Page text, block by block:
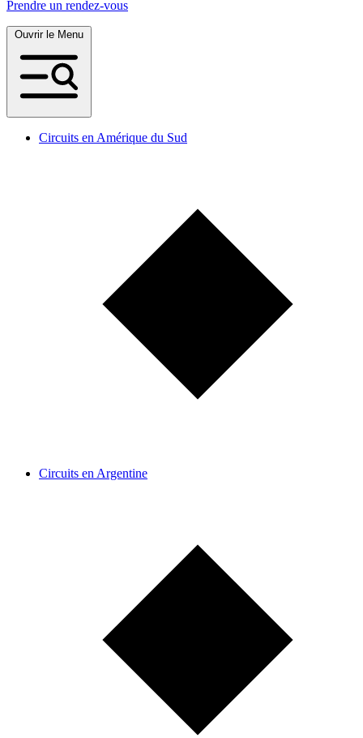
Prendre un rendez-vous
Circuits en Amérique du Sud
Circuits en Argentine